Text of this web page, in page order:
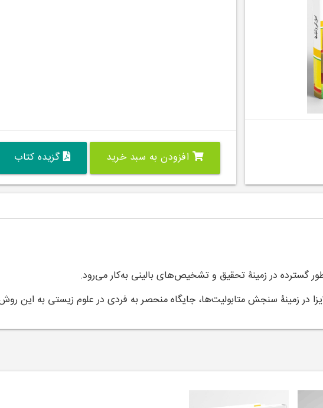
افزودن به سبد خرید گزیده کتاب
گسترده در زمینۀ تحقیق و تشخیص‌های بالینی به‌کار می‌رود.
در زمینۀ سنجش متابولیت‌ها، جایگاه منحصر به فردی در علوم زیستی به این